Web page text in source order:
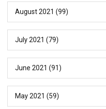
August 2021 (99)
July 2021 (79)
June 2021 (91)
May 2021 (59)